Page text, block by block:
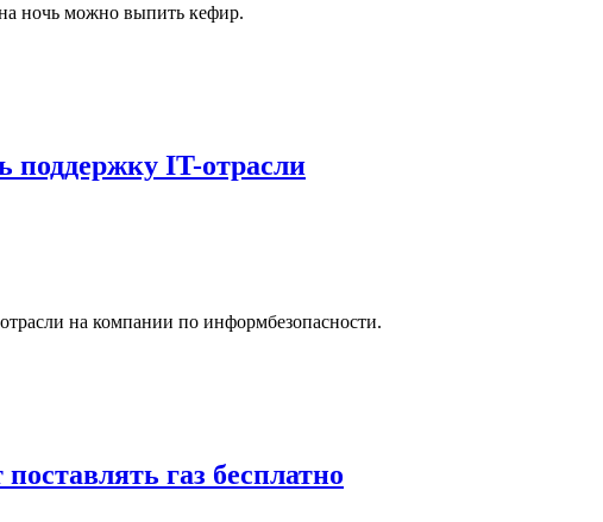
ночь можно выпить кефир.
IT-отрасли
на компании по информбезопасности.
газ бесплатно